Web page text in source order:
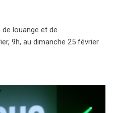
de louange et de
9h, au dimanche 25 février